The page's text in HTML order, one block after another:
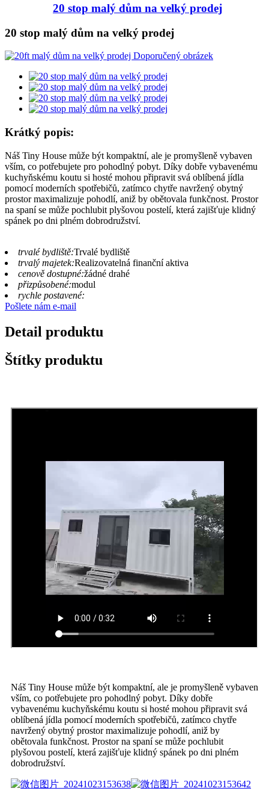
20 stop malý dům na velký prodej
20 stop malý dům na velký prodej
Krátký popis:
Náš Tiny House může být kompaktní, ale je promyšleně vybaven
vším, co potřebujete pro pohodlný pobyt. Díky dobře vybavenému
kuchyňskému koutu si hosté mohou připravit svá oblíbená jídla
pomocí moderních spotřebičů, zatímco chytře navržený obytný
prostor maximalizuje pohodlí, aniž by obětovala funkčnost. Prostor
na spaní se může pochlubit plyšovou postelí, která zajišťuje klidný
spánek po dni plném dobrodružství.
trvalé bydliště:Trvalé bydliště
trvalý majetek:Realizovatelná finanční aktiva
cenově dostupné:žádné drahé
přizpůsobené:modul
rychle postavené:
Pošlete nám e-mail
Detail produktu
Štítky produktu
Náš Tiny House může být kompaktní, ale je promyšleně vybaven
vším, co potřebujete pro pohodlný pobyt. Díky dobře
vybavenému kuchyňskému koutu si hosté mohou připravit svá
oblíbená jídla pomocí moderních spotřebičů, zatímco chytře
navržený obytný prostor maximalizuje pohodlí, aniž by
obětovala funkčnost. Prostor na spaní se může pochlubit
plyšovou postelí, která zajišťuje klidný spánek po dni plném
dobrodružství.